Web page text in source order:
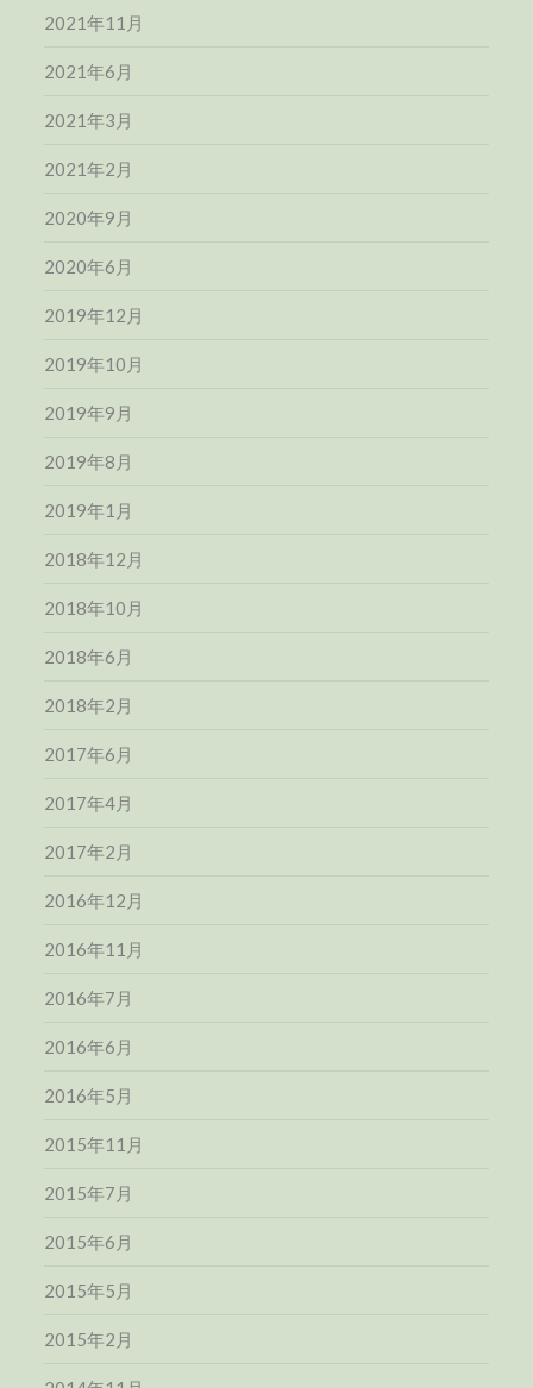
2021年11月
2021年6月
2021年3月
2021年2月
2020年9月
2020年6月
2019年12月
2019年10月
2019年9月
2019年8月
2019年1月
2018年12月
2018年10月
2018年6月
2018年2月
2017年6月
2017年4月
2017年2月
2016年12月
2016年11月
2016年7月
2016年6月
2016年5月
2015年11月
2015年7月
2015年6月
2015年5月
2015年2月